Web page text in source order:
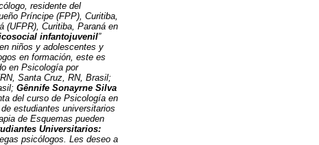
residente del
Príncipe (FPP), Curitiba,
(UFPR), Curitiba, Paraná en
infantojuvenil”
niños y adolescentes y
en formación, este es
en Psicología por
Santa Cruz, RN, Brasil;
Gênnife Sonayrne Silva
del curso de Psicología en
estudiantes universitarios
de Esquemas pueden
Universitarios:
psicólogos. Les deseo a